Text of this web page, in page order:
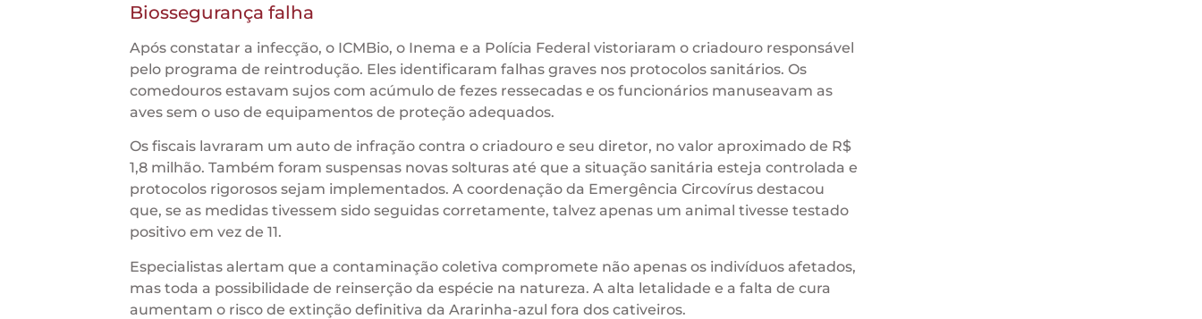
Biossegurança falha
Após constatar a infecção, o ICMBio, o Inema e a Polícia Federal vistoriaram o criadouro responsável
pelo programa de reintrodução. Eles identificaram falhas graves nos protocolos sanitários. Os
comedouros estavam sujos com acúmulo de fezes ressecadas e os funcionários manuseavam as
aves sem o uso de equipamentos de proteção adequados.
Os fiscais lavraram um auto de infração contra o criadouro e seu diretor, no valor aproximado de R$
1,8 milhão. Também foram suspensas novas solturas até que a situação sanitária esteja controlada e
protocolos rigorosos sejam implementados. A coordenação da Emergência Circovírus destacou
que, se as medidas tivessem sido seguidas corretamente, talvez apenas um animal tivesse testado
positivo em vez de 11.
Especialistas alertam que a contaminação coletiva compromete não apenas os indivíduos afetados,
mas toda a possibilidade de reinserção da espécie na natureza. A alta letalidade e a falta de cura
aumentam o risco de extinção definitiva da Ararinha-azul fora dos cativeiros.